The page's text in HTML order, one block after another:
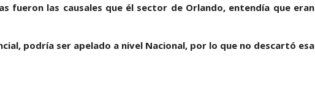
fueron las causales que él sector de Orlando, entendía que eran
podría ser apelado a nivel Nacional, por lo que no descartó esa